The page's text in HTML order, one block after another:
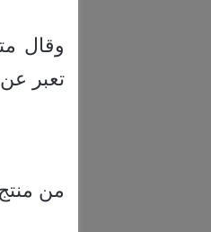
وقال
تعبر
من